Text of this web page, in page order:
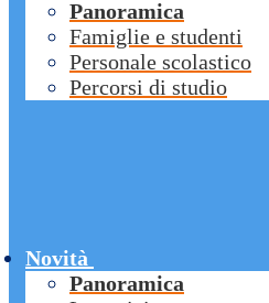
Panoramica
Famiglie e studenti
Personale scolastico
Percorsi di studio
Novità
Panoramica